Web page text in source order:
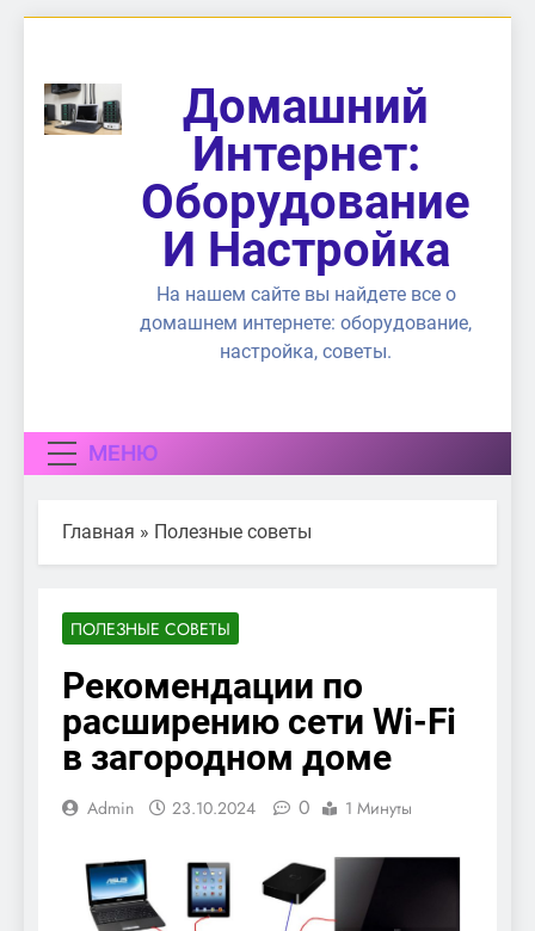
содержимому
Домашний
Интернет:
Оборудование
И Настройка
На нашем сайте вы найдете все о
домашнем интернете: оборудование,
настройка, советы.
МЕНЮ
Главная » Полезные советы
ПОЛЕЗНЫЕ СОВЕТЫ
Рекомендации по
расширению сети Wi-Fi
в загородном доме
Admin 23.10.2024 0 1 Минуты